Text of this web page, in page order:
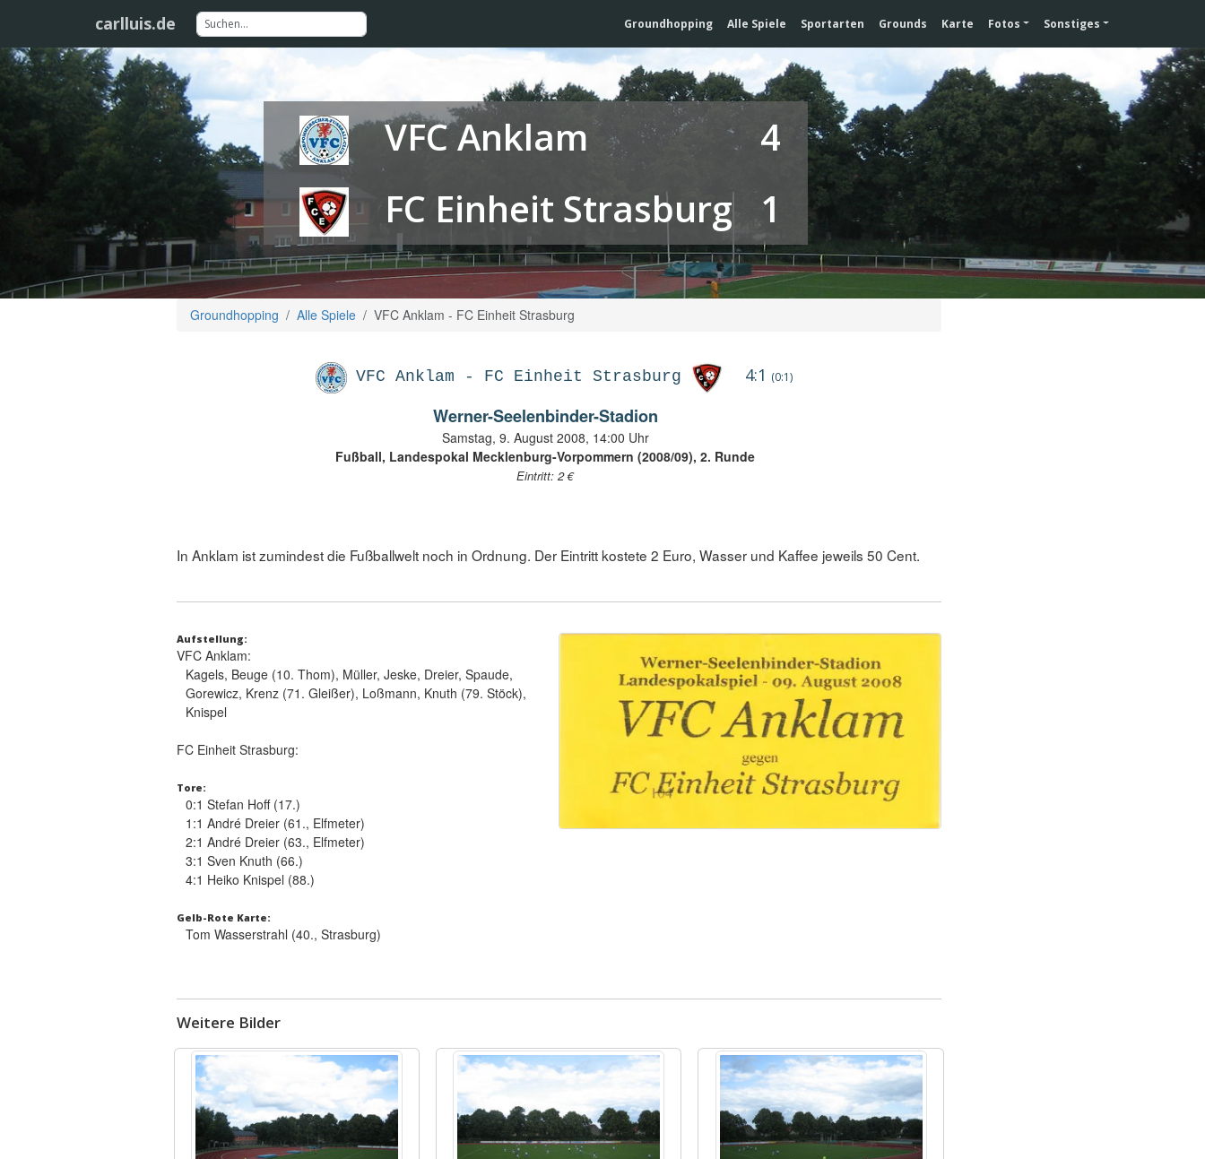
carlluis.de Groundhopping Alle Spiele Sportarten Grounds Karte Fotos Sonstiges
VFC Anklam
4
FC Einheit Strasburg
1
Groundhopping Alle Spiele VFC Anklam - FC Einheit Strasburg
VFC Anklam - FC Einheit Strasburg 4:1 (0:1)
Werner-Seelenbinder-Stadion‎
Samstag, 9. August 2008, 14:00 Uhr
Fußball, Landespokal Mecklenburg-Vorpommern (2008/09), 2. Runde
Eintritt: 2 €
In Anklam ist zumindest die Fußballwelt noch in Ordnung. Der Eintritt kostete 2 Euro, Wasser und Kaffee jeweils 50 Cent.
Aufstellung:
VFC Anklam:
Kagels, Beuge (10. Thom), Müller, Jeske, Dreier, Spaude,
Gorewicz, Krenz (71. Gleißer), Loßmann, Knuth (79. Stöck),
Knispel
FC Einheit Strasburg:
Tore:
0:1 Stefan Hoff (17.)
1:1 André Dreier (61., Elfmeter)
2:1 André Dreier (63., Elfmeter)
3:1 Sven Knuth (66.)
4:1 Heiko Knispel (88.)
Gelb-Rote Karte:
Tom Wasserstrahl (40., Strasburg)
Weitere Bilder